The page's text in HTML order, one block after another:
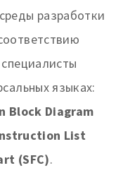
разработки
специалисты
языках:
Block Diagram
List
(SFC).